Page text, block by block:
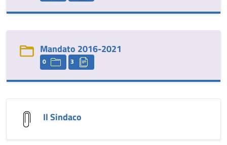
Mandato 2016-2021
0 3
Il Sindaco